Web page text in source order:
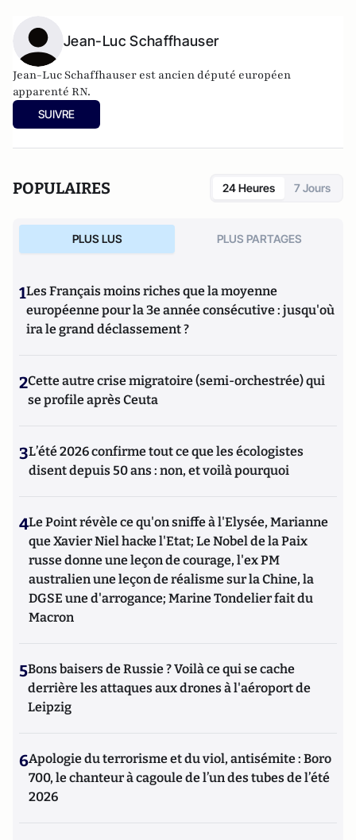
Jean-Luc Schaffhauser
Jean-Luc Schaffhauser est ancien député européen
apparenté RN.
SUIVRE
POPULAIRES 24 Heures 7 Jours
PLUS LUS PLUS PARTAGES
1Les Français moins riches que la moyenne
européenne pour la 3e année consécutive : jusqu'où
ira le grand déclassement ?
2Cette autre crise migratoire (semi-orchestrée) qui
se profile après Ceuta
3L’été 2026 confirme tout ce que les écologistes
disent depuis 50 ans : non, et voilà pourquoi
4Le Point révèle ce qu'on sniffe à l'Elysée, Marianne
que Xavier Niel hacke l'Etat; Le Nobel de la Paix
russe donne une leçon de courage, l'ex PM
australien une leçon de réalisme sur la Chine, la
DGSE une d'arrogance; Marine Tondelier fait du
Macron
5Bons baisers de Russie ? Voilà ce qui se cache
derrière les attaques aux drones à l'aéroport de
Leipzig
6Apologie du terrorisme et du viol, antisémite : Boro
700, le chanteur à cagoule de l’un des tubes de l’été
2026